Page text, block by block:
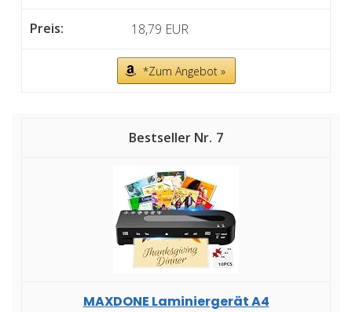
18,79 EUR
*Zum Angebot »
7
MAXDONE Laminiergerät A4